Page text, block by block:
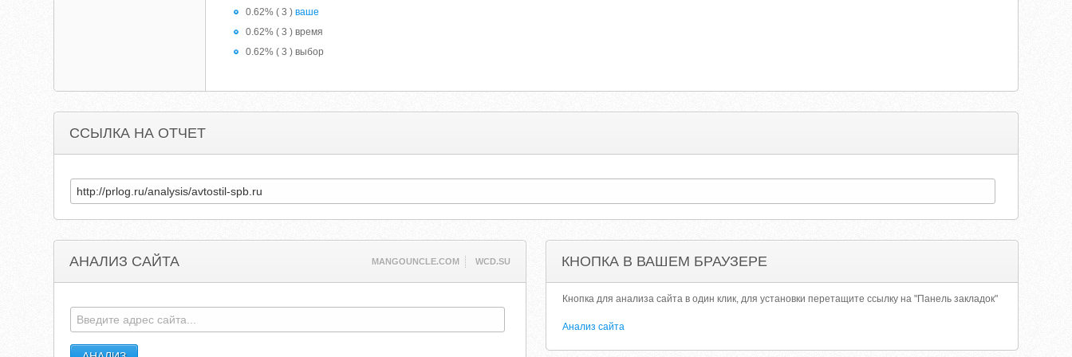
0.62% ( 3 )ваше
0.62% ( 3 ) время
0.62% ( 3 ) выбор
ССЫЛКА НА ОТЧЕТ
АНАЛИЗ САЙТА MANGOUNCLE.COM WCD.SU КНОПКА В ВАШЕМ БРАУЗЕРЕ
Кнопка для анализа сайта в один клик, для установки перетащите ссылку на "Панель закладок"
Анализ сайта